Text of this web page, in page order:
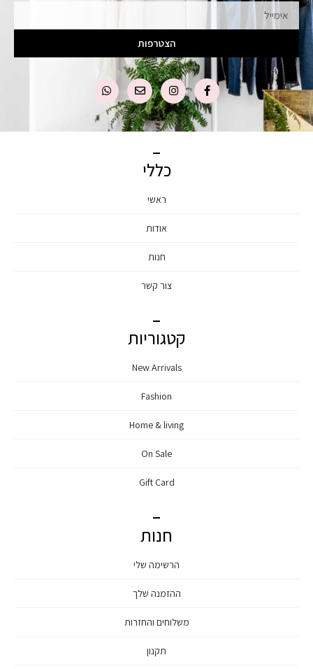
הצטרפות
כללי
ראשי
אודות
חנות
צור קשר
קטגוריות
New Arrivals
Fashion
Home & living
On Sale
Gift Card
חנות
הרשימה שלי
ההזמנה שלך
משלוחים והחזרות
תקנון